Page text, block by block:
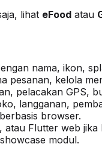
lihat eFood atau
nama, ikon,
pesanan, kelola
pelacakan GPS,
langganan,
browser.
Flutter web jika
modul.